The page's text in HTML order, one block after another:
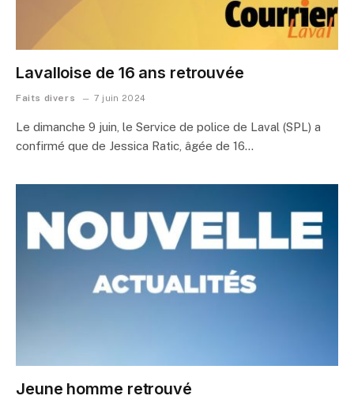
Lavalloise de 16 ans retrouvée
Faits divers 7 juin 2024
Le dimanche 9 juin, le Service de police de Laval (SPL) a
confirmé que de Jessica Ratic, âgée de 16…
Jeune homme retrouvé